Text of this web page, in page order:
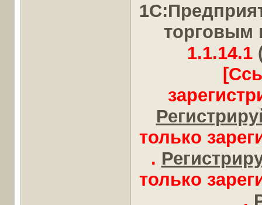
торговым
1.1.14.1
только
.
только
.